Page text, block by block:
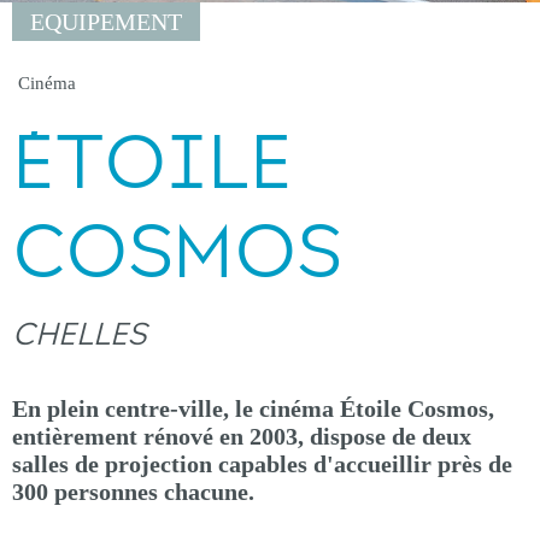
EQUIPEMENT
Cinéma
ÉTOILE
COSMOS
CHELLES
En plein centre-ville, le cinéma Étoile Cosmos,
entièrement rénové en 2003, dispose de deux
salles de projection capables d'accueillir près de
300 personnes chacune.